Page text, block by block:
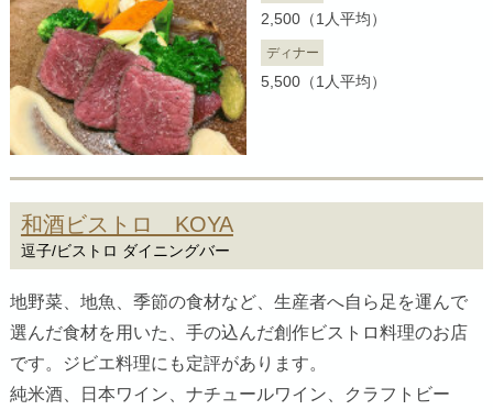
2,500（1人平均）
ディナー
5,500（1人平均）
和酒ビストロ KOYA
逗子/ビストロ ダイニングバー
地野菜、地魚、季節の食材など、生産者へ自ら足を運んで
選んだ食材を用いた、手の込んだ創作ビストロ料理のお店
です。ジビエ料理にも定評があります。
純米酒、日本ワイン、ナチュールワイン、クラフトビー